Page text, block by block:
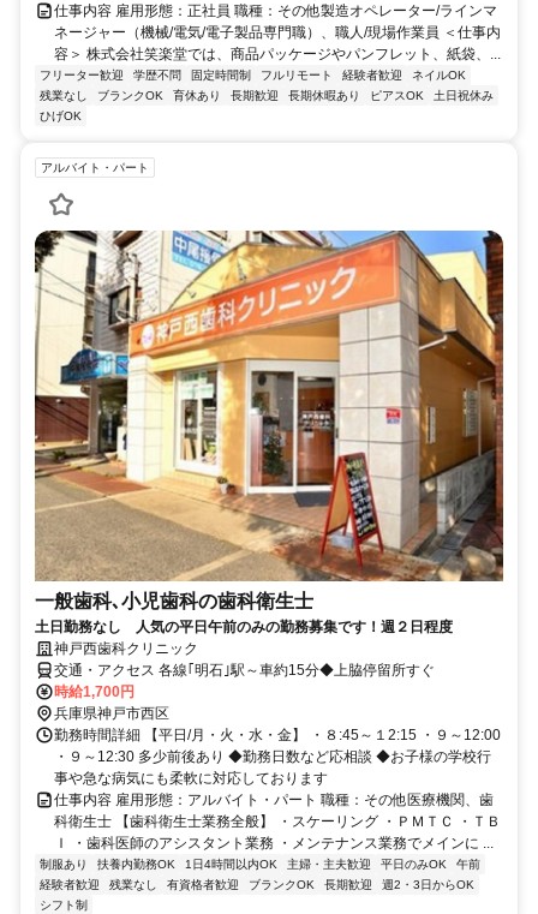
仕事内容 雇用形態：正社員 職種：その他製造オペレーター/ラインマ
ネージャー（機械/電気/電子製品専門職）、職人/現場作業員 ＜仕事内
容＞ 株式会社笑楽堂では、商品パッケージやパンフレット、紙袋、...
フリーター歓迎 学歴不問 固定時間制 フルリモート 経験者歓迎
ネイルOK
残業なし
ブランクOK 育休あり 長期歓迎 長期休暇あり ピアスOK
土日祝休み
ひげOK
アルバイト・パート
一般歯科､小児歯科の歯科衛生士
土日勤務なし 人気の平日午前のみの勤務募集です！週２日程度
神戸西歯科クリニック
交通・アクセス 各線｢明石｣駅～車約15分◆上脇停留所すぐ
時給1,700円
兵庫県神戸市西区
勤務時間詳細 【平日/月・火・水・金】 ・８:45～１2:15 ・９～12:00
・９～12:30 多少前後あり ◆勤務日数など応相談 ◆お子様の学校行
事や急な病気にも柔軟に対応しております
仕事内容 雇用形態：アルバイト・パート 職種：その他医療機関、歯
科衛生士 【歯科衛生士業務全般】 ・スケーリング ・ＰＭＴＣ ・ＴＢ
Ｉ ・歯科医師のアシスタント業務 ・メンテナンス業務でメインに ...
制服あり 扶養内勤務OK 1日4時間以内OK 主婦・主夫歓迎 平日のみOK
午前
経験者歓迎
残業なし 有資格者歓迎 ブランクOK 長期歓迎
週2・3日からOK
シフト制